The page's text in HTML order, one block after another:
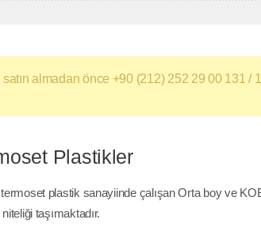
almadan önce +90 (212) 252 29 00 131 /
Plastikler
plastik sanayiinde çalışan Orta boy ve
taşımaktadır.